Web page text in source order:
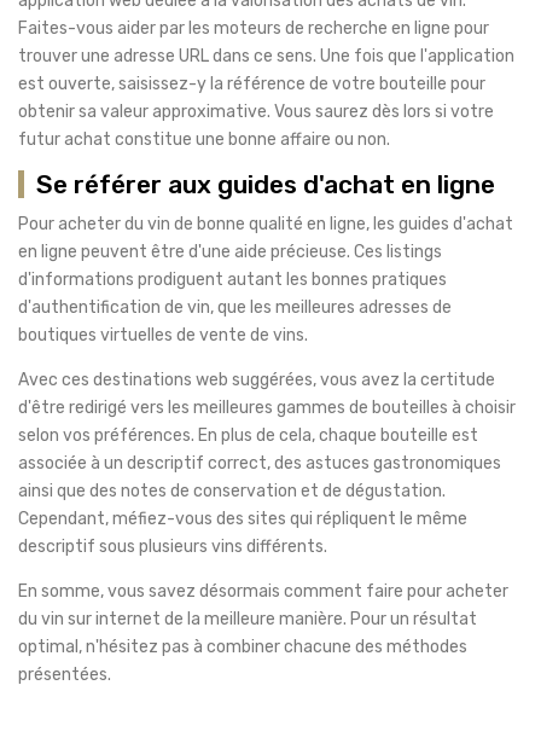
Faites-vous aider par les moteurs de recherche en ligne pour
trouver une adresse URL dans ce sens. Une fois que l'application
est ouverte, saisissez-y la référence de votre bouteille pour
obtenir sa valeur approximative. Vous saurez dès lors si votre
futur achat constitue une bonne affaire ou non.
Se référer aux guides d'achat en ligne
Pour acheter du vin de bonne qualité en ligne, les guides d'achat
en ligne peuvent être d'une aide précieuse. Ces listings
d'informations prodiguent autant les bonnes pratiques
d'authentification de vin, que les meilleures adresses de
boutiques virtuelles de vente de vins.
Avec ces destinations web suggérées, vous avez la certitude
d'être redirigé vers les meilleures gammes de bouteilles à choisir
selon vos préférences. En plus de cela, chaque bouteille est
associée à un descriptif correct, des astuces gastronomiques
ainsi que des notes de conservation et de dégustation.
Cependant, méfiez-vous des sites qui répliquent le même
descriptif sous plusieurs vins différents.
En somme, vous savez désormais comment faire pour acheter
du vin sur internet de la meilleure manière. Pour un résultat
optimal, n'hésitez pas à combiner chacune des méthodes
présentées.